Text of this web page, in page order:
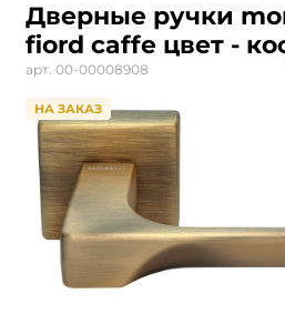
Дверные ручки
fiord caffe цвет -
арт. 00-00008908
НА ЗАКАЗ